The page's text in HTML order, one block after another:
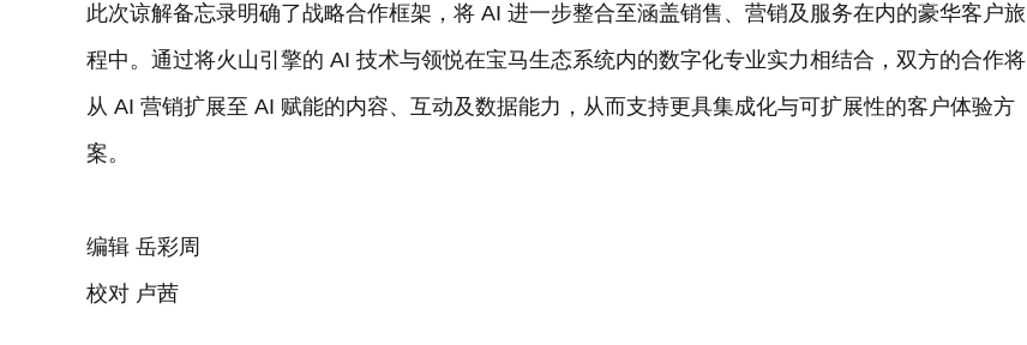
此次谅解备忘录明确了战略合作框架，将 AI 进一步整合至涵盖销售、营销及服务在内的豪华客户旅
程中。通过将火山引擎的 AI 技术与领悦在宝马生态系统内的数字化专业实力相结合，双方的合作将
从 AI 营销扩展至 AI 赋能的内容、互动及数据能力，从而支持更具集成化与可扩展性的客户体验方
案。
编辑 岳彩周
校对 卢茜